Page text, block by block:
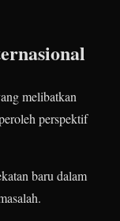
melibatkan
perspektif
baru dalam